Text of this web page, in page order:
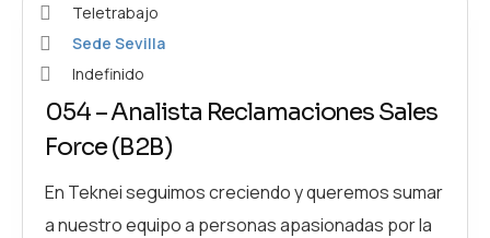
Teletrabajo
Sede Sevilla
Indefinido
054 – Analista Reclamaciones Sales
Force (B2B)
En Teknei seguimos creciendo y queremos sumar
a nuestro equipo a personas apasionadas por la